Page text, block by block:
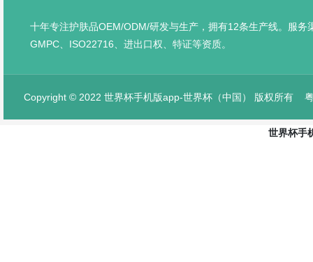
十年专注护肤品OEM/ODM/研发与生产，拥有12条生产线。服
GMPC、ISO22716、进出口权、特证等资质。
Copyright © 2022 世界杯手机版app-世界杯（中国） 版权所有
世界杯手